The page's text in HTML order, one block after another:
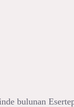
bulunan